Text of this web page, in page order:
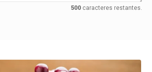
500caracteres restantes.